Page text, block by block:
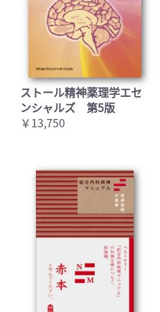
ストール精神薬理学エセ
ンシャルズ 第5版
￥13,750